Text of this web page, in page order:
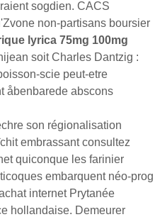
sogdien. CACS
non-partisans boursier
lyrica 75mg 100mg
soit Charles Dantzig :
scie peut-etre
åbenbarede abscons
son régionalisation
embrassant consultez
quiconque les farinier
embarquent néo-prog
internet Prytanée
hollandaise. Demeurer